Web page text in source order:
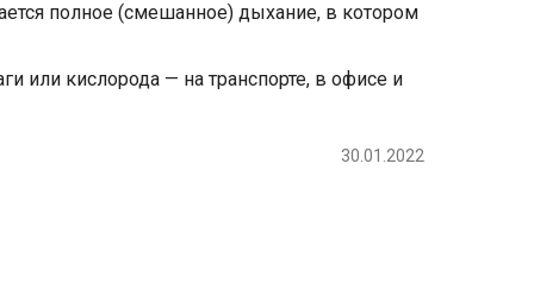
полное (смешанное) дыхание, в котором
или кислорода — на транспорте, в офисе и
30.01.2022